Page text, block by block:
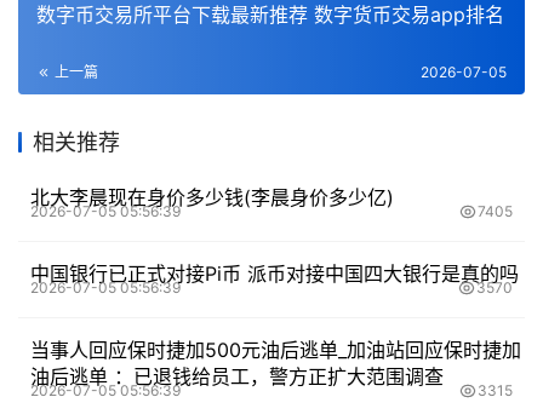
数字币交易所平台下载最新推荐 数字货币交易app排名
上一篇 2026-07-05
相关推荐
北大李晨现在身价多少钱(李晨身价多少亿)
2026-07-05 05:56:39 7405
中国银行已正式对接Pi币 派币对接中国四大银行是真的吗
2026-07-05 05:56:39 3570
当事人回应保时捷加500元油后逃单_加油站回应保时捷加
油后逃单 ：已退钱给员工，警方正扩大范围调查
2026-07-05 05:56:39 3315